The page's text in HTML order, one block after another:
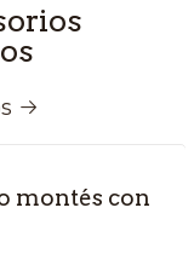
montés con